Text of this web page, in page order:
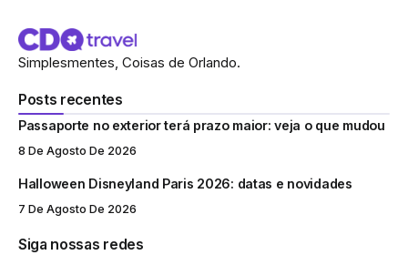
Simplesmentes, Coisas de Orlando.
Posts recentes
Passaporte no exterior terá prazo maior: veja o que mudou
8 De Agosto De 2026
Halloween Disneyland Paris 2026: datas e novidades
7 De Agosto De 2026
Siga nossas redes